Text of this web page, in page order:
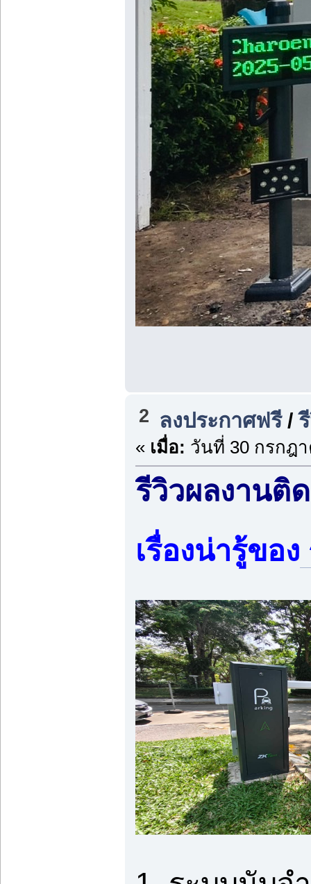
2 ลงประกาศฟรี/
« เมื่อ: วันที่ 30 กรกฎา
รีวิวผลงานติ
เรื่องน่ารู้ของ